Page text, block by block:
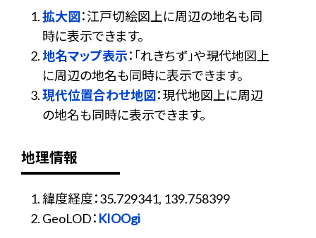
拡大図：江戸切絵図上に周辺の地名も同
時に表示できます。
地名マップ表示：「れきちず」や現代地図上
に周辺の地名も同時に表示できます。
現代位置合わせ地図：現代地図上に周辺
の地名も同時に表示できます。
地理情報
緯度経度：35.729341, 139.758399
GeoLOD： KIOOgi